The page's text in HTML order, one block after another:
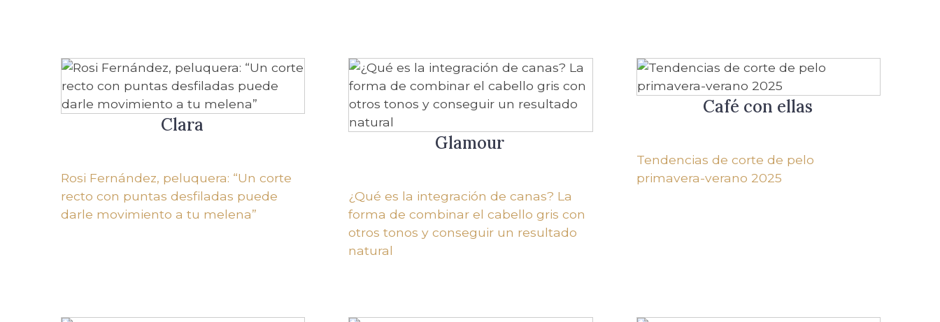
Clara
Rosi Fernández, peluquera: “Un corte
recto con puntas desfiladas puede
darle movimiento a tu melena”
Glamour
¿Qué es la integración de canas? La
forma de combinar el cabello gris con
otros tonos y conseguir un resultado
natural
Café con ellas
Tendencias de corte de pelo
primavera-verano 2025